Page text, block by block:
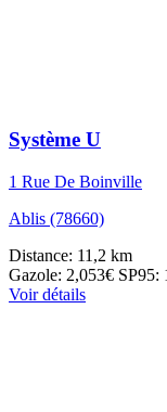
Système U
1 Rue De Boinville
Ablis (78660)
Distance: 11,2 km
Gazole: 2,053€ SP95:
Voir détails